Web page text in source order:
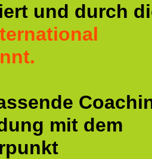
und durch
mit dem